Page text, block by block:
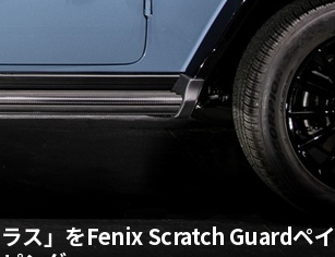
ス」をFenix Scratch Guardペイ